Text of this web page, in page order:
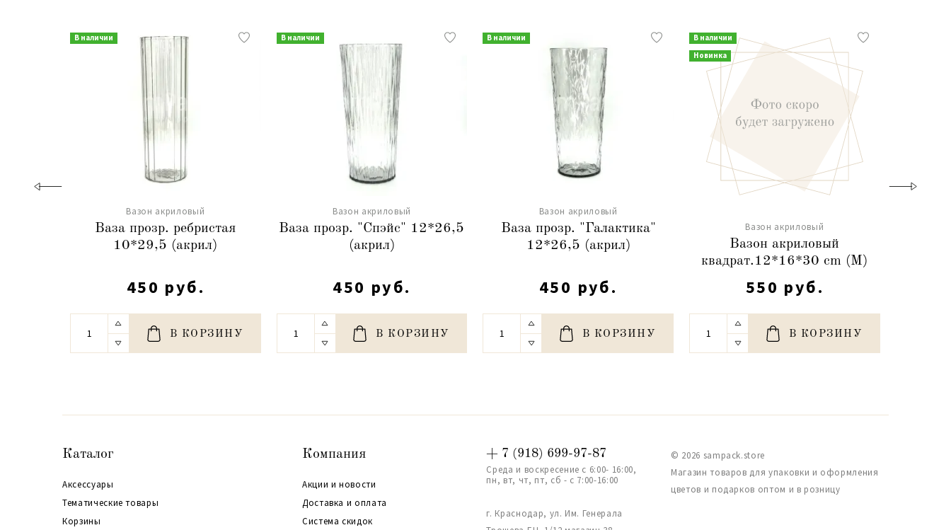
В наличии
Вазон акриловый
Ваза прозр. ребристая
10*29,5 (акрил)
450 руб.
В КОРЗИНУ
В наличии
Вазон акриловый
Ваза прозр. "Спэйс" 12*26,5
(акрил)
450 руб.
В КОРЗИНУ
В наличии
Вазон акриловый
Ваза прозр. "Галактика"
12*26,5 (акрил)
450 руб.
В КОРЗИНУ
В наличии
Новинка
Вазон акриловый
Вазон акриловый
квадрат.12*16*30 cm (M)
550 руб.
В КОРЗИНУ
Каталог
Аксессуары
Тематические товары
Корзины
Компания
Акции и новости
Доставка и оплата
Система скидок
+ 7 (918) 699-97-87
Среда и воскресение с 6:00- 16:00,
пн, вт, чт, пт, сб - с 7:00-16:00
г. Краснодар, ул. Им. Генерала
© 2026 sampack.store
Магазин товаров для упаковки и оформления
цветов и подарков оптом и в розницу